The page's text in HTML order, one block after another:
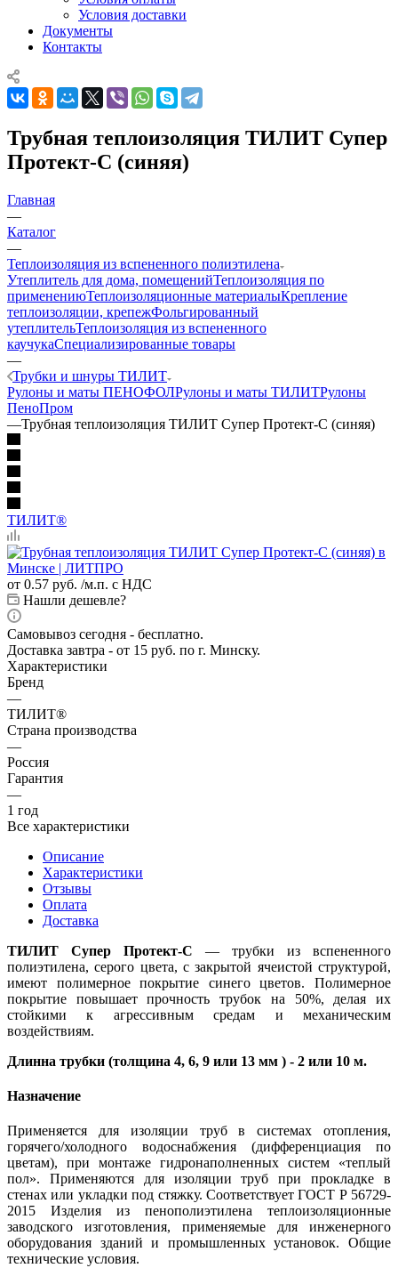
Условия доставки
Документы
Контакты
Трубная теплоизоляция ТИЛИТ Супер
Протект-С (синяя)
Главная
—
Каталог
—
Теплоизоляция из вспененного полиэтилена
Утеплитель для дома, помещенийТеплоизоляция по
применениюТеплоизоляционные материалыКрепление
теплоизоляции, крепежФольгированный
утеплительТеплоизоляция из вспененного
каучукаСпециализированные товары
—
Трубки и шнуры ТИЛИТ
Рулоны и маты ПЕНОФОЛРулоны и маты ТИЛИТРулоны
ПеноПром
—Трубная теплоизоляция ТИЛИТ Супер Протект-С (синяя)
ТИЛИТ®
от 0.57 руб. /м.п. с НДС
Нашли дешевле?
Самовывоз сегодня - бесплатно.
Доставка завтра - от 15 руб. по г. Минску.
Характеристики
Бренд
—
ТИЛИТ®
Страна производства
—
Россия
Гарантия
—
1 год
Все характеристики
Описание
Характеристики
Отзывы
Оплата
Доставка
ТИЛИТ Супер Протект-C — трубки из вспененного
полиэтилена, серого цвета, с закрытой ячеистой структурой,
имеют полимерное покрытие синего цветов. Полимерное
покрытие повышает прочность трубок на 50%, делая их
стойкими к агрессивным средам и механическим
воздействиям.
Длинна трубки (толщина 4, 6, 9 или 13 мм ) - 2 или 10 м.
Назначение
Применяется для изоляции труб в системах отопления,
горячего/холодного водоснабжения (дифференциация по
цветам), при монтаже гидронаполненных систем «теплый
пол». Применяются для изоляции труб при прокладке в
стенах или укладки под стяжку. Соответствует ГОСТ Р 56729-
2015 Изделия из пенополиэтилена теплоизоляционные
заводского изготовления, применяемые для инженерного
оборудования зданий и промышленных установок. Общие
технические условия.